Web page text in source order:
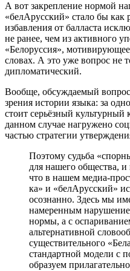
А вот закрепление нормой
«белАрусский» стало бы как
избавления от балласта
не ранее, чем из активного
«Белоруссия»,
словах. А это уже вопрос не
дипломатический.
Вообще, обсуждаемый
зрения истории языка: за
стоит серьёзный культурный
данном случае нагружено
частью стратегии
Поэтому судьба
для нашего общества, и
что в нашем медиа-
ка» и «белАрусский»
осознанно. Здесь мы
намеренным
нормы, а с
альтернативной
существительного
стандартной модели с
образуем